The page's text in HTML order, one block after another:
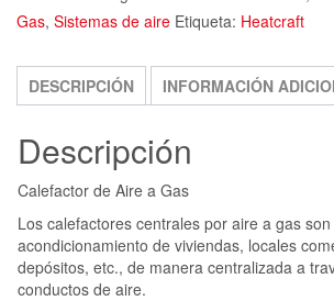
Gas, Sistemas de aire Etiqueta: Heatcraft
DESCRIPCIÓN INFORMACIÓN
Descripción
Calefactor de Aire a Gas
Los calefactores centrales por aire a gas
acondicionamiento de viviendas, locales
depósitos, etc., de manera centralizada a
conductos de aire.